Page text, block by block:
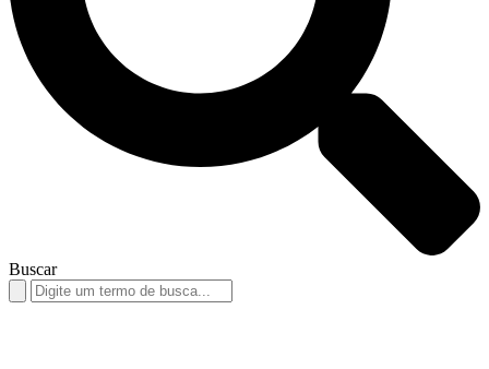
Buscar
Search
for: